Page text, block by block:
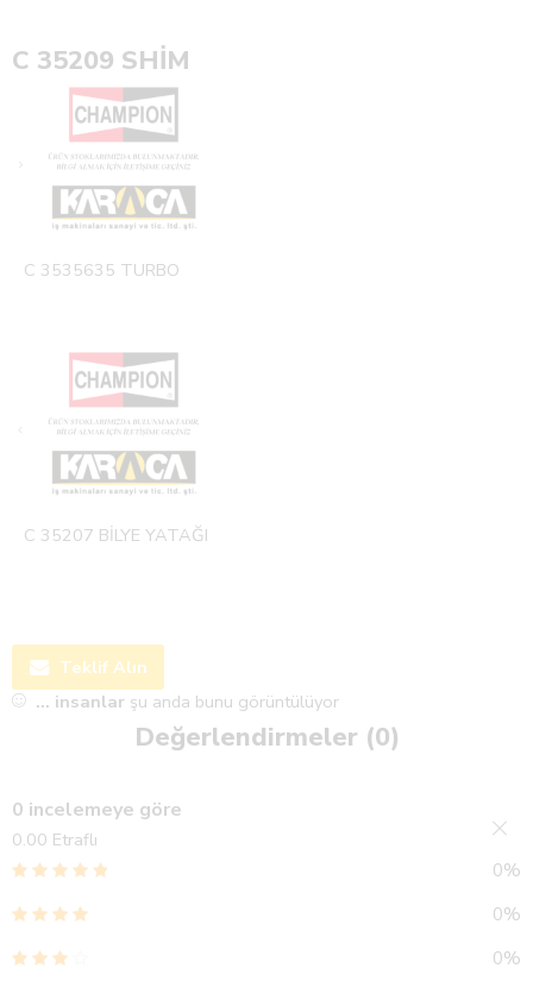
C 35209 SHİM
C 3535635 TURBO
C 35207 BİLYE YATAĞI
Teklif Alın
... insanlar şu anda bunu görüntülüyor
Değerlendirmeler (0)
0 incelemeye göre
0.00 Etraflı
0%
0%
0%